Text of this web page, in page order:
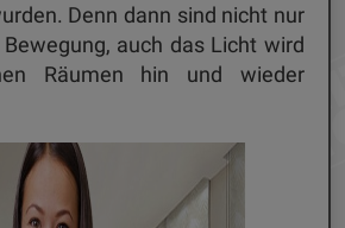
Denn dann sind nicht nur
auch das Licht wird
Räumen hin und wieder